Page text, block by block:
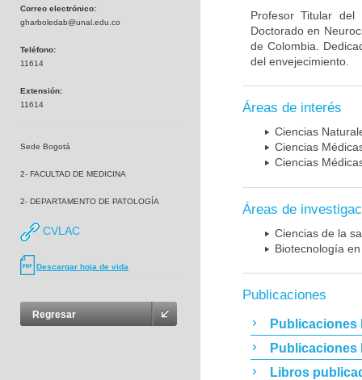
Correo electrónico:
gharboledab@unal.edu.co
Teléfono:
11614
Extensión:
11614
Sede Bogotá
2- FACULTAD DE MEDICINA
2- DEPARTAMENTO DE PATOLOGÍA
CVLAC
Descargar hoja de vida
Regresar
Profesor Titular
Doctorado en
de Colombia.
del envejecimiento.
Áreas de interés
Ciencias
Ciencias
Ciencias
Áreas de
Ciencias de la
Biotecnología
Publicaciones
Publicaciones
Publicaciones
Libros